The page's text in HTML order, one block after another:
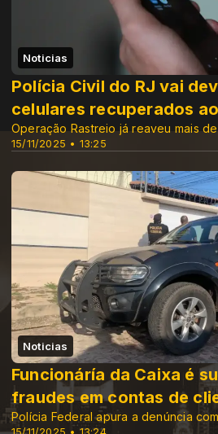
Noticias
15/11/2025 • 13:25
Polícia Civil do RJ vai
celulares recuperados
Operação Rastreio já reaveu mais
Noticias
Funcionáría da Caixa é
fraudes em contas de
Polícia Federal apura a denúncia